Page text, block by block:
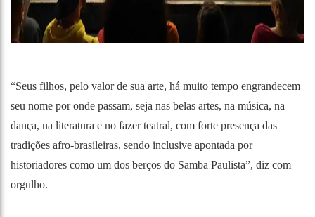
“Seus filhos, pelo valor de sua arte, há muito tempo engrandecem
seu nome por onde passam, seja nas belas artes, na música, na
dança, na literatura e no fazer teatral, com forte presença das
tradições afro-brasileiras, sendo inclusive apontada por
historiadores como um dos berços do Samba Paulista”, diz com
orgulho.